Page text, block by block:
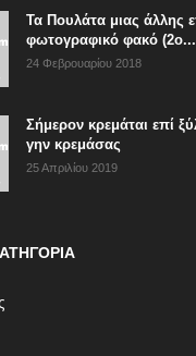
Τα Πουλάτα μιας άλλης
φωτογραφικό φακό (2ο...
24 Φεβρουαρίου 2018
Σήμερον κρεμάται επί
γην κρεμάσας
25 Απριλίου 2019